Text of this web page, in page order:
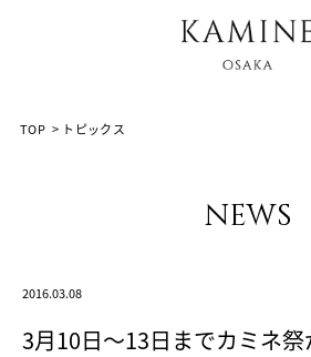
TOP > トピックス
news
2016.03.08
3月10日～13日までカミネ祭